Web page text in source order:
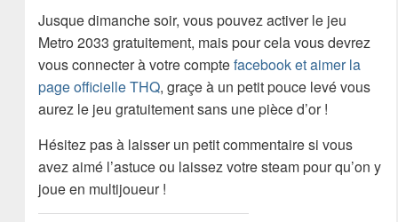
Jusque dimanche soir, vous pouvez activer le jeu
Metro 2033 gratuitement, mais pour cela vous devrez
vous connecter à votre comptefacebook et aimer la
page officielle THQ, graçe à un petit pouce levé vous
aurez le jeu gratuitement sans une pièce d’or !
Hésitez pas à laisser un petit commentaire si vous
avez aimé l’astuce ou laissez votre steam pour qu’on y
joue en multijoueur !